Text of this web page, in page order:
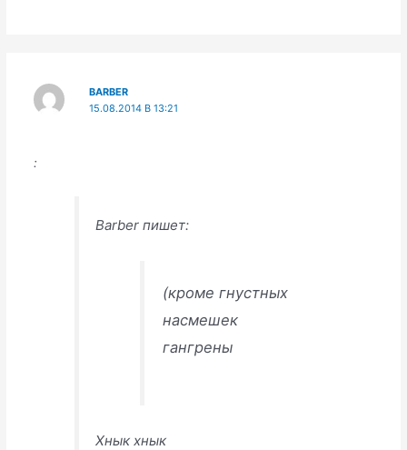
BARBER
15.08.2014 В 13:21
:
Barber пишет:
(кроме гнустных
насмешек
гангрены
Хнык хнык